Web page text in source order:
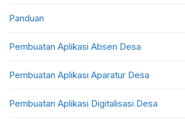
Panduan
Pembuatan Aplikasi Absen Desa
Pembuatan Aplikasi Aparatur Desa
Pembuatan Aplikasi Digitalisasi Desa